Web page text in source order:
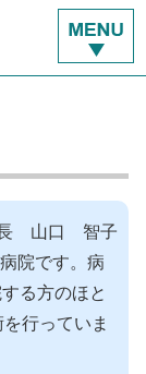
山口 智子
院です。病
る方のほと
行っていま